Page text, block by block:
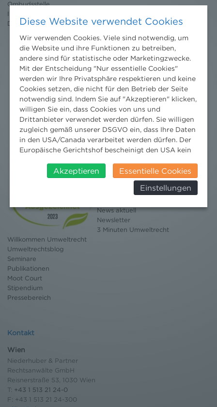
Ombudsstelle
Impressum
Datenschutz erklärung
Nachrichten
News aktuell
Newsletter
3 Minuten Umweltrecht
Willkommen Umweltrecht
Umweltrechtsblog
Seminare
Publikationen
Moot Court
Stipendium
Pressebereich
Kontakt
Wien
Niederhuber & Partner
Rechtsanwälte GmbH
Reisnerstraße 53, 1030 Wien
T: +43 1 513 21 24-0
F: +43 1 513 21 24-300
Diese Website verwendet Cookies
Wir verwenden Cookies. Viele sind notwendig, um
die Website und ihre Funktionen zu betreiben,
andere sind für statistische oder Marketingzwecke.
Mit der Entscheidung "Nur essentielle Cookies"
werden wir Ihre Privatsphäre respektieren und keine
Cookies setzen, die nicht für den Betrieb der Seite
notwendig sind. Indem Sie auf "Akzeptieren" klicken,
willigen Sie ein, dass Cookies von uns und
Drittanbieter verwendet werden dürfen. Sie willigen
zugleich gemäß unserer DSGVO ein, dass Ihre Daten
in den USA/Canada verarbeitet werden dürfen. Der
Europäische Gerichtshof bescheinigt den USA kein
insbesondere das Risiko, dass ihre Daten durch US-
Behörden, zu Kontroll- und zu
Überwachungszwecken, verarbeitet werden und
werden können. Zudem finden Sie am
Bildschirmrand ein Cookie-Icon wo Sie jederzeit Ihre
Einwilligung widerrufen und Widerspruch ausüben.
Weitere Infomationen finden Sie hier:
Datenschutzerklärung
Akzeptieren
Essentielle Cookies
Einstellungen